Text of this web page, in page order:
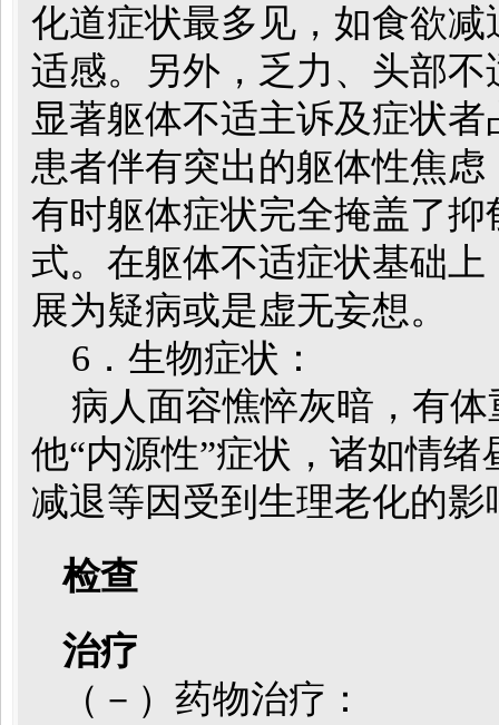
化道症状最多见，如食欲
适感。另外，乏力、头部
显著躯体不适主诉及症状
患者伴有突出的躯体性焦
有时躯体症状完全掩盖了
式。在躯体不适症状基础
展为疑病或是虚无妄想。
6．生物症状：
病人面容憔悴灰暗，有体
他“内源性”症状，诸如情
减退等因受到生理老化的
检查
治疗
（－）药物治疗：